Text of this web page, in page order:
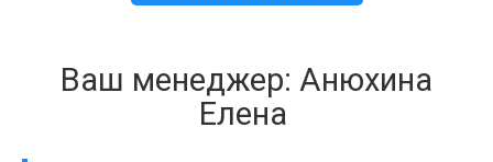
Ваш менеджер: Анюхина
Елена